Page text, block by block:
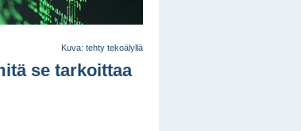
Kuva: tehty tekoälyllä
se tarkoittaa